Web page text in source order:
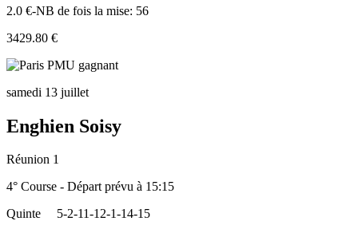
2.0 €-NB de fois la mise: 56
3429.80 €
samedi 13 juillet
Enghien Soisy
Réunion 1
4° Course - Départ prévu à 15:15
Quinte
5-2-11-12-1-14-15